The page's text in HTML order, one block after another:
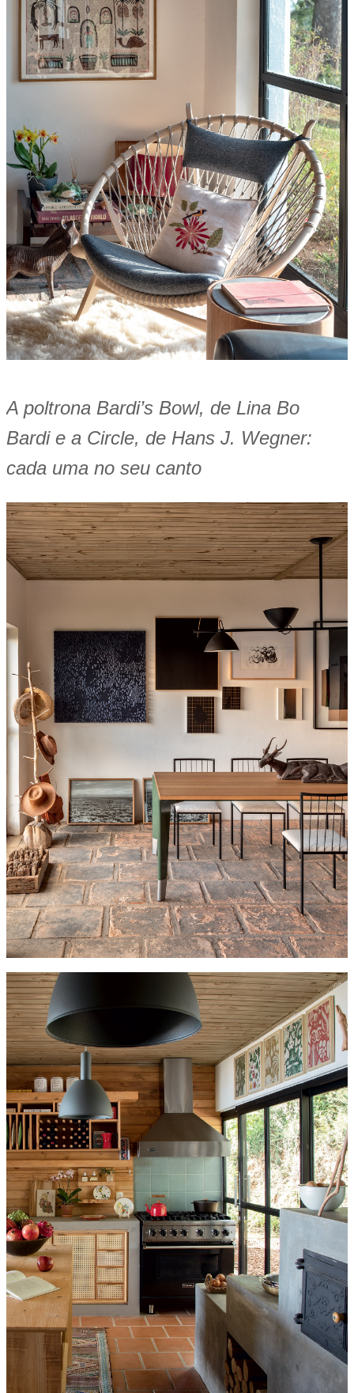
A poltrona Bardi’s Bowl, de Lina Bo
Bardi e a Circle, de Hans J. Wegner:
cada uma no seu canto